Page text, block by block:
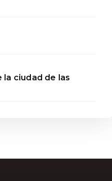
la ciudad de las